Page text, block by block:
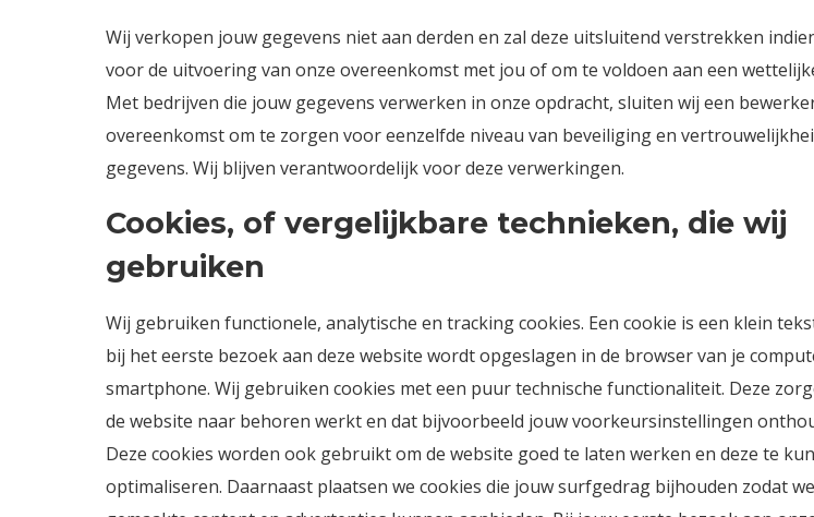
Wij verkopen jouw gegevens niet aan derden en zal deze uitsluitend verstrekken
voor de uitvoering van onze overeenkomst met jou of om te voldoen aan een
Met bedrijven die jouw gegevens verwerken in onze opdracht, sluiten wij een
overeenkomst om te zorgen voor eenzelfde niveau van beveiliging en
gegevens. Wij blijven verantwoordelijk voor deze verwerkingen.
Cookies, of vergelijkbare technieken, die wij
gebruiken
Wij gebruiken functionele, analytische en tracking cookies. Een cookie is een klein
bij het eerste bezoek aan deze website wordt opgeslagen in de browser van je
smartphone. Wij gebruiken cookies met een puur technische functionaliteit. Deze
de website naar behoren werkt en dat bijvoorbeeld jouw voorkeursinstellingen
Deze cookies worden ook gebruikt om de website goed te laten werken en deze te
optimaliseren. Daarnaast plaatsen we cookies die jouw surfgedrag bijhouden zodat